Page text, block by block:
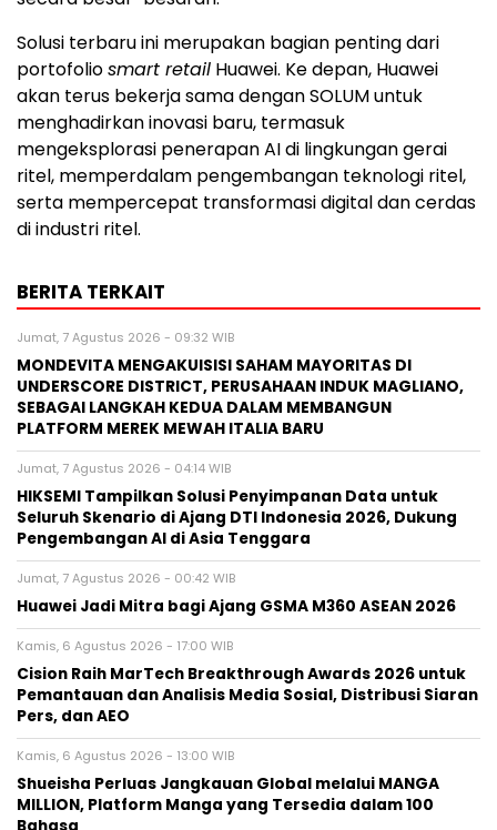
Solusi terbaru ini merupakan bagian penting dari
portofoliosmart retail Huawei. Ke depan, Huawei
akan terus bekerja sama dengan SOLUM untuk
menghadirkan inovasi baru, termasuk
mengeksplorasi penerapan AI di lingkungan gerai
ritel, memperdalam pengembangan teknologi ritel,
serta mempercepat transformasi digital dan cerdas
di industri ritel.
BERITA TERKAIT
Jumat, 7 Agustus 2026 - 09:32 WIB
MONDEVITA MENGAKUISISI SAHAM MAYORITAS DI
UNDERSCORE DISTRICT, PERUSAHAAN INDUK MAGLIANO,
SEBAGAI LANGKAH KEDUA DALAM MEMBANGUN
PLATFORM MEREK MEWAH ITALIA BARU
Jumat, 7 Agustus 2026 - 04:14 WIB
HIKSEMI Tampilkan Solusi Penyimpanan Data untuk
Seluruh Skenario di Ajang DTI Indonesia 2026, Dukung
Pengembangan AI di Asia Tenggara
Jumat, 7 Agustus 2026 - 00:42 WIB
Huawei Jadi Mitra bagi Ajang GSMA M360 ASEAN 2026
Kamis, 6 Agustus 2026 - 17:00 WIB
Cision Raih MarTech Breakthrough Awards 2026 untuk
Pemantauan dan Analisis Media Sosial, Distribusi Siaran
Pers, dan AEO
Kamis, 6 Agustus 2026 - 13:00 WIB
Shueisha Perluas Jangkauan Global melalui MANGA
MILLION, Platform Manga yang Tersedia dalam 100